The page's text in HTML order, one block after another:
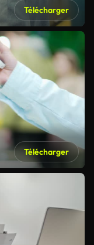
Télécharger
Télécharger